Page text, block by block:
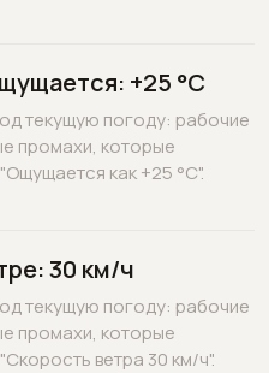
+25 °C
текущую погоду: рабочие
промахи, которые
как +25 °C".
30 км/ч
текущую погоду: рабочие
промахи, которые
ветра 30 км/ч".